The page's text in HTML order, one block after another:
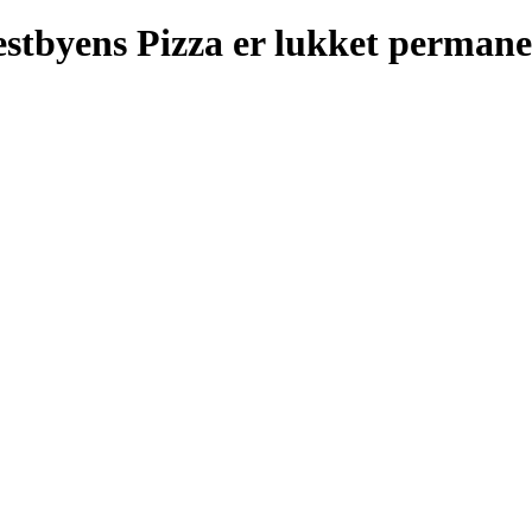
Pizza er lukket